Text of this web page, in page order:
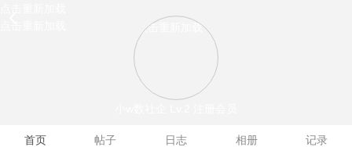
点击重新加载
首页 帖子 日志 相册 记录